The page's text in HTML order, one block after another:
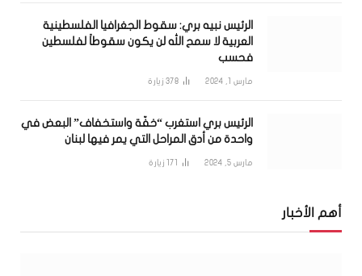
الرئيس نبيه بري: سقوط الجغرافيا الفلسطينية
العربية لا سمح الله لن يكون سقوطاً لفلسطين
فحسب
مارس 1, 2024 378 زيارة
الرئيس بري استغرب “خفّة واستخفاف” البعض في
واحدة من أدق المراحل التي يمر فيها لبنان
مارس 5, 2024 171 زيارة
أهم الأخبار